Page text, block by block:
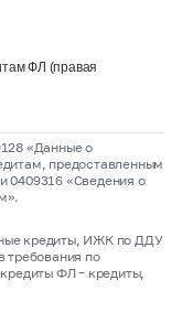
ФЛ (правая
«Данные о
предоставленным
0409316 «Сведения о
кредиты, ИЖК по ДДУ
требования по
ФЛ – кредиты,